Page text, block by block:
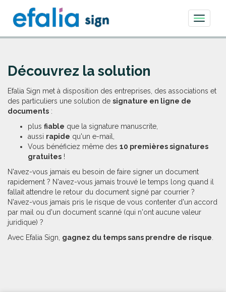
Toggle
Découvrez la solution
Efalia Sign met à disposition des entreprises, des associations et
des particuliers une solution de signature en ligne de
documents :
plus fiable que la signature manuscrite,
aussi rapide qu'un e-mail,
Vous bénéficiez même des 10 premières signatures
gratuites !
N'avez-vous jamais eu besoin de faire signer un document
rapidement ? N'avez-vous jamais trouvé le temps long quand il
fallait attendre le retour du document signé par courrier ?
N'avez-vous jamais pris le risque de vous contenter d'un accord
par mail ou d'un document scanné (qui n'ont aucune valeur
juridique) ?
Avec Efalia Sign, gagnez du temps sans prendre de risque